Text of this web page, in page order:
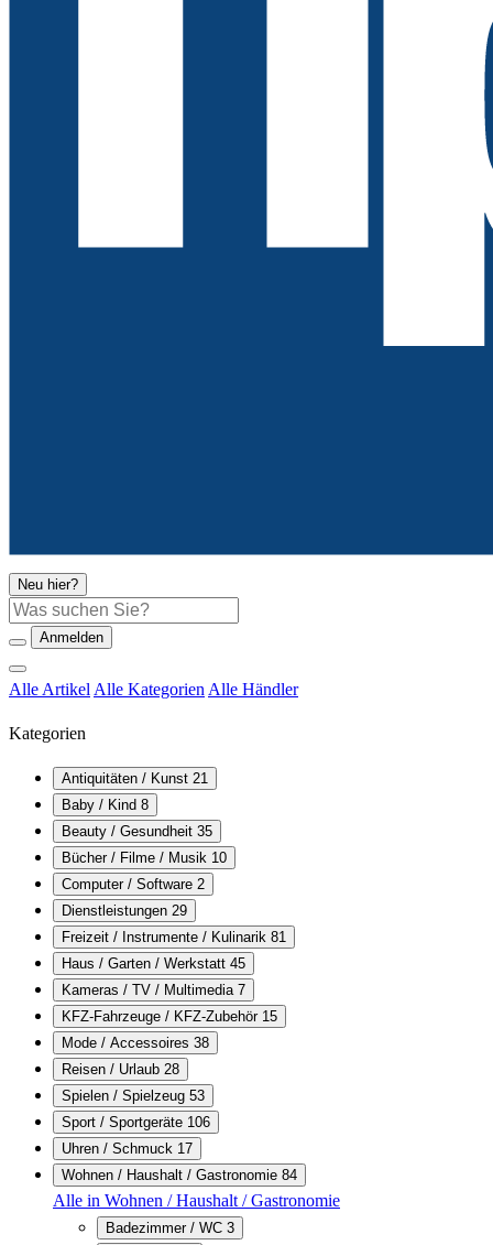
Neu hier?
Suche
Anmelden
Alle Artikel Alle Kategorien Alle Händler
Kategorien
Antiquitäten / Kunst 21
Baby / Kind 8
Beauty / Gesundheit 35
Bücher / Filme / Musik 10
Computer / Software 2
Dienstleistungen 29
Freizeit / Instrumente / Kulinarik 81
Haus / Garten / Werkstatt 45
Kameras / TV / Multimedia 7
KFZ-Fahrzeuge / KFZ-Zubehör 15
Mode / Accessoires 38
Reisen / Urlaub 28
Spielen / Spielzeug 53
Sport / Sportgeräte 106
Uhren / Schmuck 17
Wohnen / Haushalt / Gastronomie 84
Alle in Wohnen / Haushalt / Gastronomie
Badezimmer / WC 3